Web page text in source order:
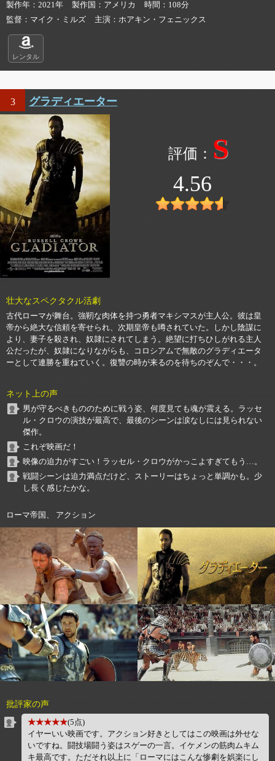
製作年 2021年 製作国 アメリカ 時間
108分
監督
マイク・ミルズ 主演 ホアキン・フェニックス
レンタル
3 グラディエーター
S
4.56
壮大なスペクタクル活劇
古代ローマが舞台。強靭な肉体を持つ勇者マキシマスが主人公。彼は皇
帝から絶大な信頼を寄せられ、次期皇帝も噂されていた。しかし陰謀に
より、妻子を殺され、奴隷にされてしまう。絶望に打ちひしがれる主人
公だったが、奴隷になりながらも、コロシアムで無敵のグラディエータ
ーとして連勝を重ねていく。復讐の時が来るのを待ちのぞんで・・・。
ネット上の声
男が守るべきもののために戦う姿、何度見ても魂が震える。ラッセ
ル・クロウの演技が最高で、最後のシーンは涙なしには見られない
傑作。
これぞ映画だ！
映像の迫力がすごい！ラッセル・クロウがかっこよすぎてもう…。
戦闘シーンは迫力満点だけど、ストーリーはちょっと単調かも。少
し長く感じたかな。
ローマ帝国、 アクション
批評家の声
★★★★★(5点)
イヤーいい映画です。アクション好きとしてはこの映画は外せな
いですね。闘技場闘う姿はスゲーの一言。イケメンの筋肉ムキム
キ最高です。ただそれ以上に「ローマにはこんな惨劇を娯楽にし